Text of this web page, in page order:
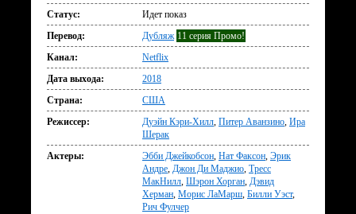
Статус:
Идет показ
Перевод:
Дубляж 11 серия Промо!
Канал:
Netflix
Дата выхода:
2018
Страна:
США
Режиссер:
Дуэйн Кэри-Хилл, Питер Аванзино, Ира
Шерак
Актеры:
Эбби Джейкобсон, Нат Факсон, Эрик
Андре, Джон Ди Маджио, Тресс
МакНилл, Шэрон Хорган, Дэвид
Херман, Морис ЛаМарш, Билли Уэст,
Рич Фулчер